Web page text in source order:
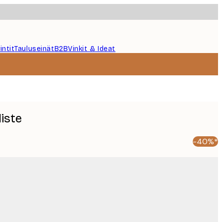
TauluseinätB2BVinkit & Ideat
-40%*